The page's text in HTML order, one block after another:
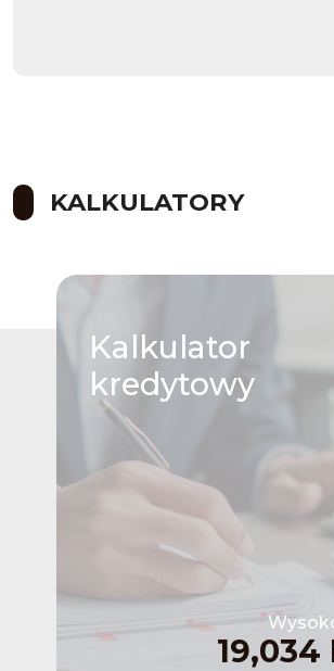
KALKULATORY
Kalkulator
kredytowy
19,034